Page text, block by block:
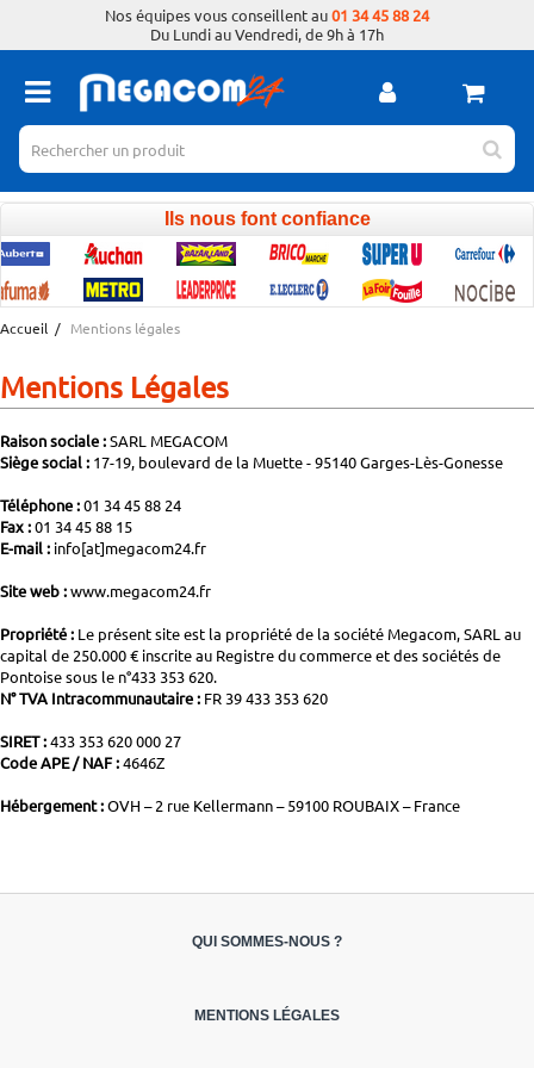
Nos équipes vous conseillent au01 34 45 88 24
Du Lundi au Vendredi, de 9h à 17h
Ils nous font confiance
Accueil / Mentions légales
Mentions Légales
Raison sociale :SARL MEGACOM
Siège social : 17-19, boulevard de la Muette - 95140 Garges-Lès-Gonesse
Téléphone :01 34 45 88 24
Fax :01 34 45 88 15
E-mail : info[at]megacom24.fr
Site web :www.megacom24.fr
Propriété : Le présent site est la propriété de la société Megacom, SARL au
capital de 250.000 € inscrite au Registre du commerce et des sociétés de
Pontoise sous le n°433 353 620.
N° TVA Intracommunautaire : FR 39 433 353 620
SIRET :433 353 620 000 27
Code APE / NAF :4646Z
Hébergement :OVH – 2 rue Kellermann – 59100 ROUBAIX – France
QUI SOMMES-NOUS ?
MENTIONS LÉGALES